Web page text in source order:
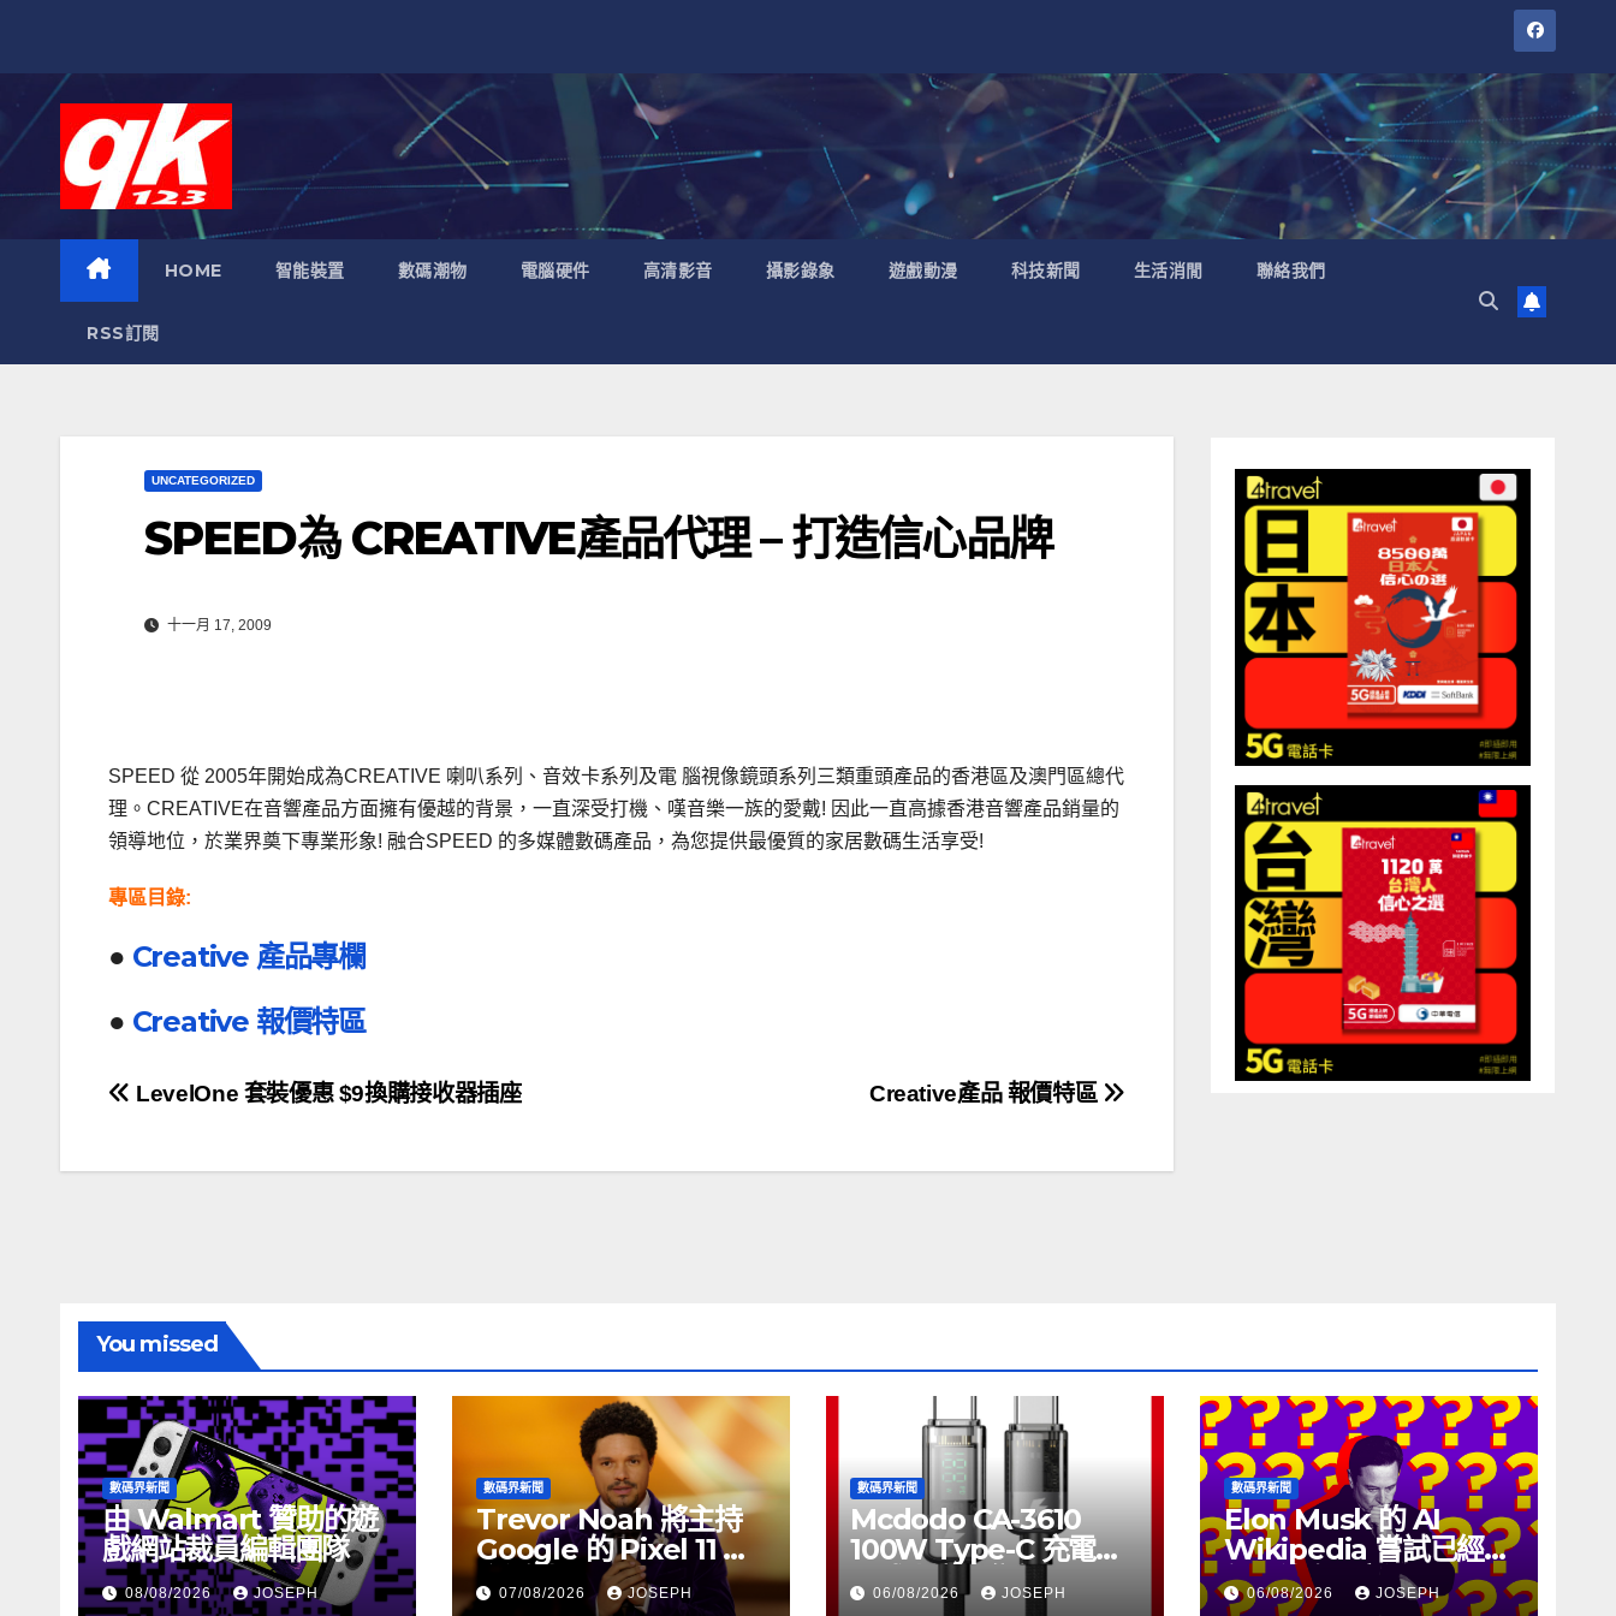
HOME 智能裝置 數碼潮物 電腦硬件 高清影音 攝影錄象 遊戲動漫 科技新聞 生活消閒 聯絡我們
RSS訂閱
UNCATEGORIZED
SPEED為 CREATIVE產品代理 – 打造信心品牌
十一月 17, 2009
SPEED 從 2005年開始成為CREATIVE 喇叭系列、音效卡系列及電 腦視像鏡頭系列三類重頭產品的香港區及澳門區總代
理。CREATIVE在音響產品方面擁有優越的背景，一直深受打機、嘆音樂一族的愛戴! 因此一直高據香港音響產品銷量的
領導地位，於業界奠下專業形象! 融合SPEED 的多媒體數碼產品，為您提供最優質的家居數碼生活享受!
專區目錄:
● Creative 產品專欄
● Creative 報價特區
文
Creative產品 報價特區
LevelOne 套裝優惠 $9換購接收器插座
You missed
數碼界新聞
由 Walmart 贊助的遊
戲網站裁員編輯團隊
08/08/2026 JOSEPH
數碼界新聞
Trevor Noah 將主持
Google 的 Pixel 11 推
介活動
07/08/2026 JOSEPH
數碼界新聞
Mcdodo CA-3610
100W Type-C 充電線
正式上市，售價
06/08/2026 JOSEPH
數碼界新聞
Elon Musk 的 AI
Wikipedia 嘗試已經幾
個月沒有更新了
06/08/2026 JOSEPH